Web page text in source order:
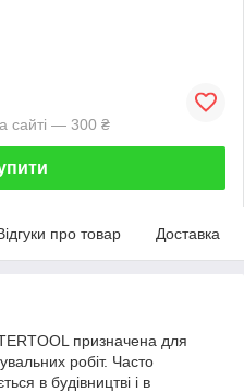
сайті — 300 ₴
про товар Доставка
призначена для
робіт. Часто
в будівництві і в